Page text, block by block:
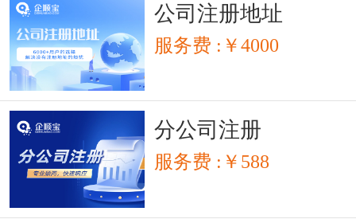
公司注册地址
服务费 :￥4000
分公司注册
服务费 :￥588